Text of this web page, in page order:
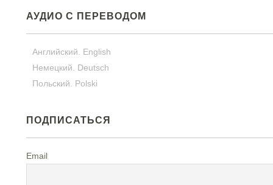
АУДИО С ПЕРЕВОДОМ
Английский. English
Немецкий. Deutsch
Польский. Polski
ПОДПИСАТЬСЯ
Email